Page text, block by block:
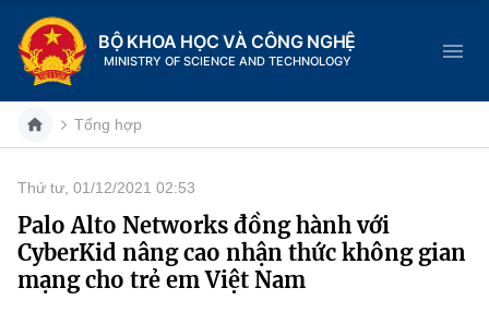
BỘ KHOA HỌC VÀ CÔNG NGHỆ
MINISTRY OF SCIENCE AND TECHNOLOGY
Danh mục
Trang chủ
Tổng hợp
Thứ tư, 01/12/2021 02:53
Palo Alto Networks đồng hành với
CyberKid nâng cao nhận thức không gian
mạng cho trẻ em Việt Nam